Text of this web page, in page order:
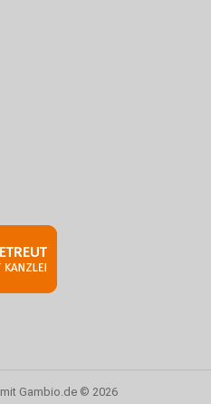
mit Gambio.de © 2026